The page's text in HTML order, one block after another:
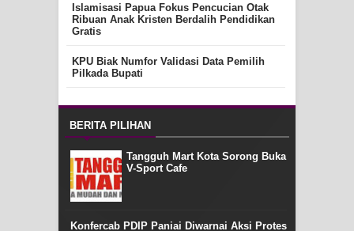
Islamisasi Papua Fokus Pencucian Otak
Ribuan Anak Kristen Berdalih Pendidikan
Gratis
KPU Biak Numfor Validasi Data Pemilih
Pilkada Bupati
BERITA PILIHAN
Tangguh Mart Kota Sorong Buka
V-Sport Cafe
Konfercab PDIP Paniai Diwarnai Aksi Protes